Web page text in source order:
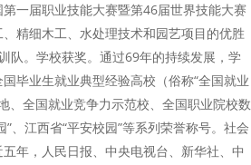
一届职业技能大赛暨第46届世界技能大赛
精细木工、水处理技术和园艺项目的优胜
队。学校获奖。通过69年的持续发展，学
毕业生就业典型经验高校（俗称“全国就业
、全国就业竞争力示范校、全国职业院校数
、江西省“平安校园”等系列荣誉称号。社会
年，人民日报、中央电视台、新华社、中